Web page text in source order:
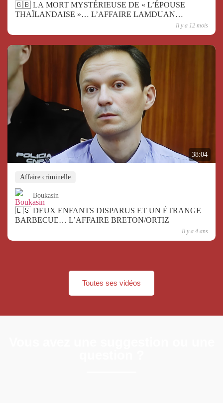
🇬🇧 LA MORT MYSTÉRIEUSE DE « L’ÉPOUSE
THAÏLANDAISE »… L’AFFAIRE LAMDUAN
Il y a 12 mois
38:04
Affaire criminelle
Boukasin
🇪🇸 DEUX ENFANTS DISPARUS ET UN ÉTRANGE
BARBECUE… L’AFFAIRE BRETON/ORTIZ
Il y a 4 ans
Toutes ses vidéos